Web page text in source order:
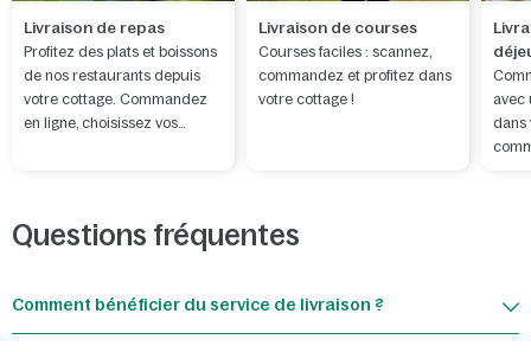
Livraison de repas
Profitez des plats et boissons
de nos restaurants depuis
votre cottage. Commandez
en ligne, choisissez vos
Livraison de courses
Courses faciles : scannez,
commandez et profitez dans
votre cottage !
avec
dans
Questions fréquentes
Comment bénéficier du service de livraison ?